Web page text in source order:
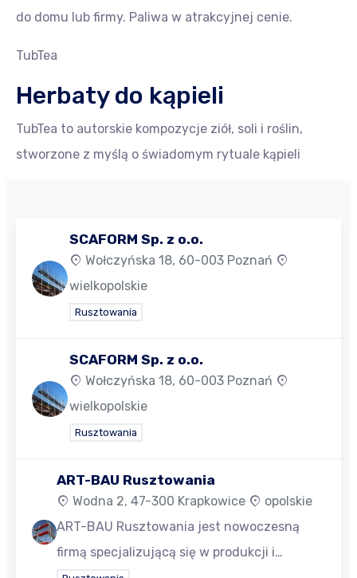
do domu lub firmy. Paliwa w atrakcyjnej cenie.
TubTea
Herbaty do kąpieli
TubTea to autorskie kompozycje ziół, soli i roślin,
stworzone z myślą o świadomym rytuale kąpieli
SCAFORM Sp. z o.o.
Wołczyńska 18, 60-003 Poznań
wielkopolskie
Rusztowania
SCAFORM Sp. z o.o.
Wołczyńska 18, 60-003 Poznań
wielkopolskie
Rusztowania
ART-BAU Rusztowania
Wodna 2, 47-300 Krapkowice
opolskie
ART-BAU Rusztowania jest nowoczesną
firmą specjalizującą się w produkcji i…